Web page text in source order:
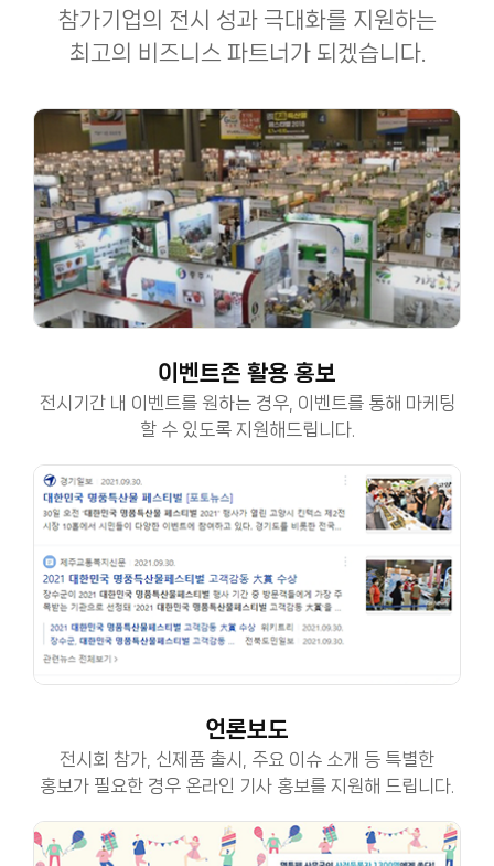
참가기업의 전시 성과 극대화를 지원하는
최고의 비즈니스 파트너가 되겠습니다.
이벤트존 활용 홍보
전시기간 내 이벤트를 원하는 경우, 이벤트를 통해 마케팅
할 수 있도록 지원해드립니다.
언론보도
전시회 참가, 신제품 출시, 주요 이슈 소개 등 특별한
홍보가 필요한 경우 온라인 기사 홍보를 지원해 드립니다.